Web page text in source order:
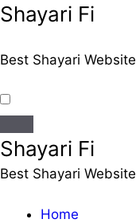
Shayari Fi
Best Shayari Website
Shayari Fi
Best Shayari Website
Home